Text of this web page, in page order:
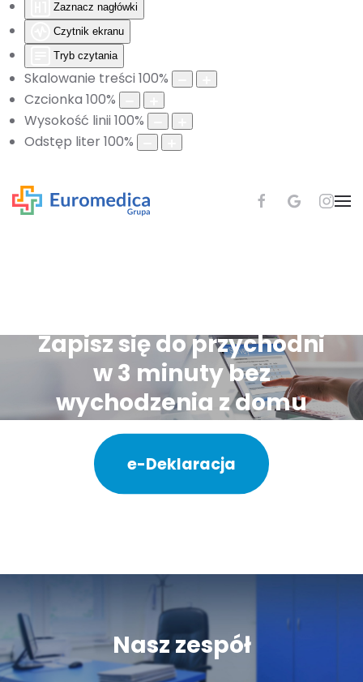
Zaznacz nagłówki
Czytnik ekranu
Tryb czytania
Skalowanie treści 100%
Czcionka 100%
Wysokość linii 100%
Odstęp liter100%
Zapisz się do przychodni
w 3 minuty bez
wychodzenia z domu
e-Deklaracja
Nasz zespół